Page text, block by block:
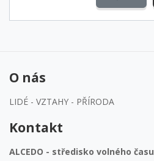
O nás
LIDÉ - VZTAHY - PŘÍRODA
Kontakt
ALCEDO - středisko volného